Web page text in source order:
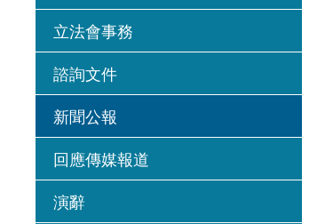
立法會事務
諮詢文件
新聞公報
回應傳媒報道
演辭